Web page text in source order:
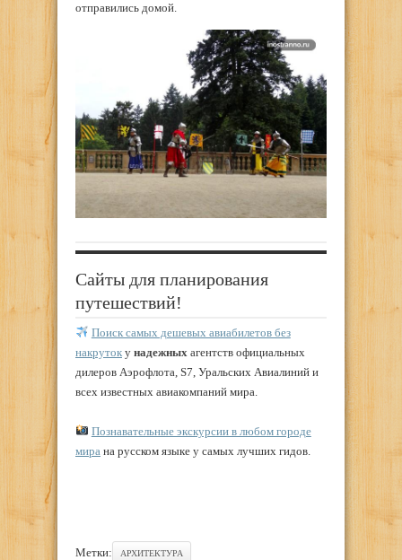
отправились домой.
Сайты для планирования
путешествий!
Поиск самых дешевых авиабилетов без
накруток у надежных агентств официальных
дилеров Аэрофлота, S7, Уральских Авиалиний и
всех известных авиакомпаний мира.
Познавательные экскурсии в любом городе
мира на русском языке у самых лучших гидов.
Метки: АРХИТЕКТУРА